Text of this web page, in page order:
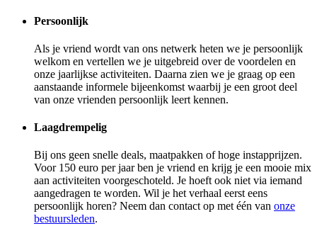
Persoonlijk
Als je vriend wordt van ons netwerk heten we je persoonlijk
welkom en vertellen we je uitgebreid over de voordelen en
onze jaarlijkse activiteiten. Daarna zien we je graag op een
aanstaande informele bijeenkomst waarbij je een groot deel
van onze vrienden persoonlijk leert kennen.
Laagdrempelig
Bij ons geen snelle deals, maatpakken of hoge instapprijzen.
Voor 150 euro per jaar ben je vriend en krijg je een mooie mix
aan activiteiten voorgeschoteld. Je hoeft ook niet via iemand
aangedragen te worden. Wil je het verhaal eerst eens
persoonlijk horen? Neem dan contact op met één van onze
bestuursleden.